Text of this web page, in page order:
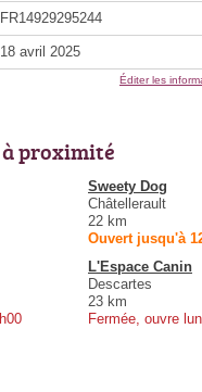
FR14929295244
18 avril 2025
Éditer les
proximité
Sweety Dog
Châtellerault
22 km
Ouvert jusqu'à
L'Espace Canin
Descartes
23 km
Fermée, ouvre